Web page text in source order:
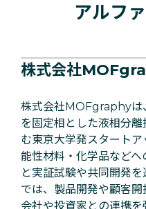
アルフ
株式会社
株式会社MOFgraphyは
を固定相とした液相分
む東京大学発スタート
能性材料・化学品など
と実証試験や共同開発
では、製品開発や顧客
会社や投資家との連携